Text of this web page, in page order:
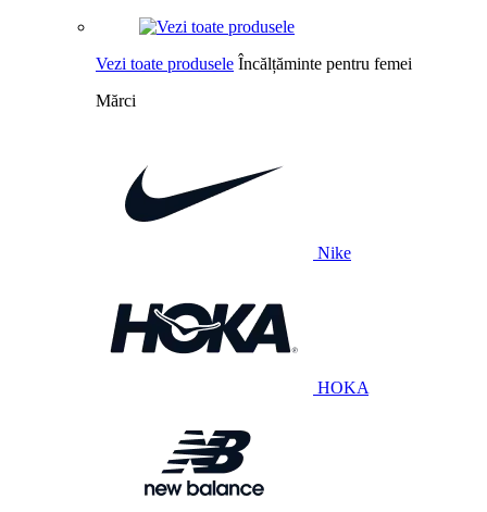
Vezi toate produsele Încălțăminte pentru femei
Mărci
Nike
HOKA